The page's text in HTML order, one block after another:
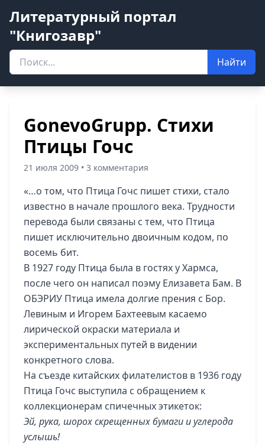
Литературный портал
"Книгозавр"
Найти
GonevoGrupp. Стихи
Птицы Гочс
21 июля 2009 • 3 комментария
«…о том, что Птица Гочс пишет стихи, стало
известно в начале прошлого века. Трудности
перевода были связаны с тем, что Птица
пишет исключительно двоичным кодом, по
восемь бит.
В 1927 году Птица была в гостях у Хармса,
после чего он написал поэму Елизавета Бам. В
ОБЭРИУ Птица имела долгие прения с Бор.
Левиным и Игорем Бахтеевым касаемо
лирической окраски материала и
экспериментальных путей в видении
конкретного слова.
На съезде китайских филателистов в 1936 году
Птица Гочс выступила с обращением к
коллекционерам спичечных этикеток:
Эй, рука, шорох скрещенных бумаги и углерода
услышь!